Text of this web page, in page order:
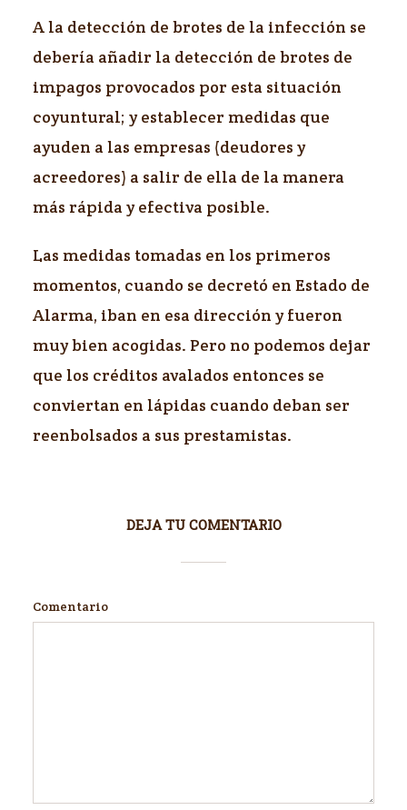
A la detección de brotes de la infección se
debería añadir la detección de brotes de
impagos provocados por esta situación
coyuntural; y establecer medidas que
ayuden a las empresas (deudores y
acreedores) a salir de ella de la manera
más rápida y efectiva posible.
Las medidas tomadas en los primeros
momentos, cuando se decretó en Estado de
Alarma, iban en esa dirección y fueron
muy bien acogidas. Pero no podemos dejar
que los créditos avalados entonces se
conviertan en lápidas cuando deban ser
reenbolsados a sus prestamistas.
DEJA TU COMENTARIO
Comentario